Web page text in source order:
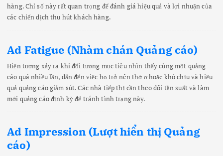
hàng. Chỉ số này rất quan trọng để đánh giá hiệu quả và lợi nhuận của
các chiến dịch thu hút khách hàng.
Ad Fatigue (Nhàm chán Quảng cáo)
Hiện tượng xảy ra khi đối tượng mục tiêu nhìn thấy cùng một quảng
cáo quá nhiều lần, dẫn đến việc họ trở nên thờ ơ hoặc khó chịu và hiệu
quả quảng cáo giảm sút. Các nhà tiếp thị cần theo dõi tần suất và làm
mới quảng cáo định kỳ để tránh tình trạng này.
Ad Impression (Lượt hiển thị Quảng
cáo)